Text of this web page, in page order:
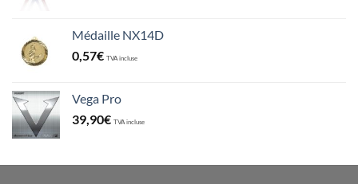
Médaille NX14D
0,57€ TVA incluse
Vega Pro
39,90€ TVA incluse